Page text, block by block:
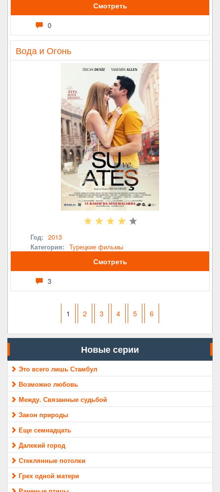
Смотреть
0
Вода и Огонь
Год: 2013
Категория: Турецкие фильмы
Смотреть
3
1 2 3 4 5 6
Новые серии
Это всего лишь Стамбул
Возможно любовь
Между. Связанные судьбой
Закон природы
Еще семнадцать
Далекий город
Стеклянные потолки
Грех одной матери